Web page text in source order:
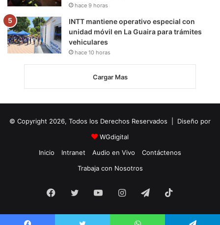
hace 9 horas
INTT mantiene operativo especial con
unidad móvil en La Guaira para trámites
vehiculares
hace 10 horas
Cargar Mas
© Copyright 2026, Todos los Derechos Reservados | Diseño por
WGdigital
Inicio
Intranet Audio en Vivo
Contáctenos
Trabaja con Nosotros
Facebook
Twitter YouTubeInstagramTelegram